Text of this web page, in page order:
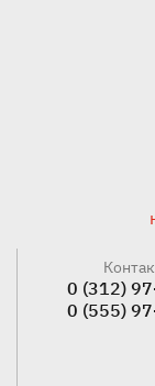
0 (312)
0 (555)